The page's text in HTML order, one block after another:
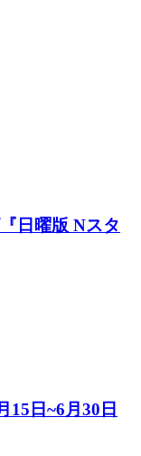
日曜版 Nスタ
15日~6月30日